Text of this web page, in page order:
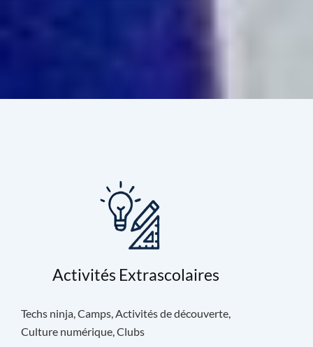
Activités Extrascolaires
Techs ninja, Camps, Activités de découverte,
Culture numérique, Clubs